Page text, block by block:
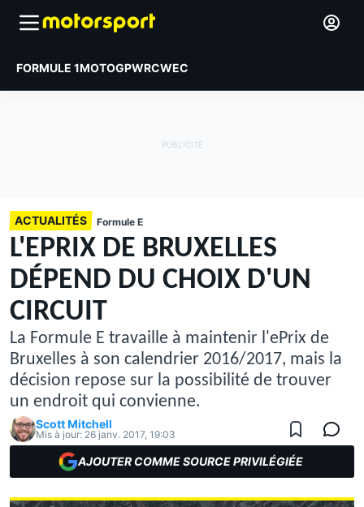
FORMULE 1MOTOGPWRCWEC
ACTUALITÉS Formule E
L'EPRIX DE BRUXELLES
DÉPEND DU CHOIX D'UN
CIRCUIT
La Formule E travaille à maintenir l'ePrix de
Bruxelles à son calendrier 2016/2017, mais la
décision repose sur la possibilité de trouver
un endroit qui convienne.
Scott Mitchell
Mis à jour: 26 janv. 2017, 19:03
AJOUTER COMME SOURCE PRIVILÉGIÉE